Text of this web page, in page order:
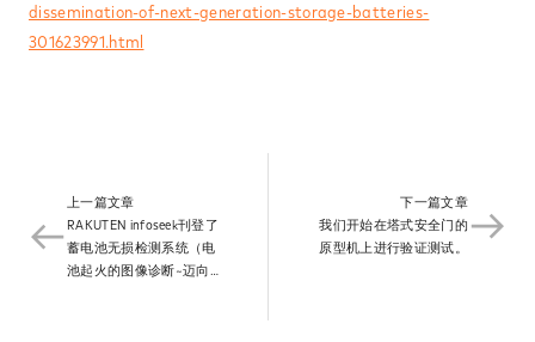
dissemination-of-next-generation-storage-batteries-
301623991.html
上一篇文章​
RAKUTEN infoseek刊登了
蓄电池无损检测系统（电
池起火的图像诊断~迈向下
下一篇文章​
我们开始在塔式安全门的
原型机上进行验证测试。​